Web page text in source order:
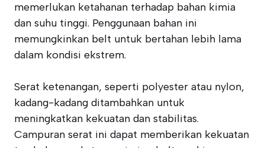
memerlukan ketahanan terhadap bahan kimia
dan suhu tinggi. Penggunaan bahan ini
memungkinkan belt untuk bertahan lebih lama
dalam kondisi ekstrem.
Serat ketenangan, seperti polyester atau nylon,
kadang-kadang ditambahkan untuk
meningkatkan kekuatan dan stabilitas.
Campuran serat ini dapat memberikan kekuatan